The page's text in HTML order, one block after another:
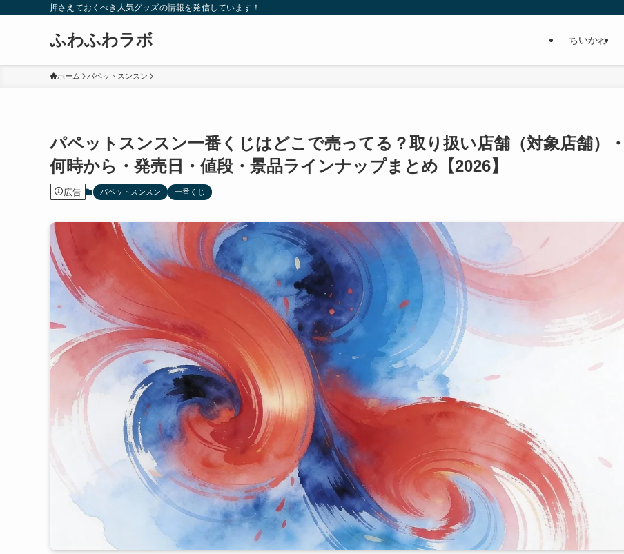
押さえておくべき人気グッズの情報を発信しています！
ふわふわラボ ちいかわ
ホーム パペットスンスン
パペットスンスン一番くじはどこで売ってる？取り扱い店舗（対象店舗）・
何時から・発売日・値段・景品ラインナップまとめ【2026】
広告 パペットスンスン 一番くじ